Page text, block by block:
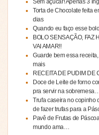
Torta de Chocolate feita
dias
Quando eu faço esse
BOLO SENSAÇÃO, FAZ
VAI AMAR!!
Guarde bem essa
mais
RECEITA DE PUDIM DE
Doce de Leite de forno
pra servir na sobremesa…
Trufa caseira no copinho
de fazer trufas para a
Pavê de Frutas de
mundo ama…